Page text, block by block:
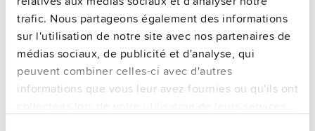
trafic. Nous partageons également des informations
sur l'utilisation de notre site avec nos partenaires de
médias sociaux, de publicité et d'analyse, qui
peuvent combiner celles-ci avec d'autres
informations que vous leur avez fournies ou qu'ils ont
See privacy policy for details
Unités supplémentaires